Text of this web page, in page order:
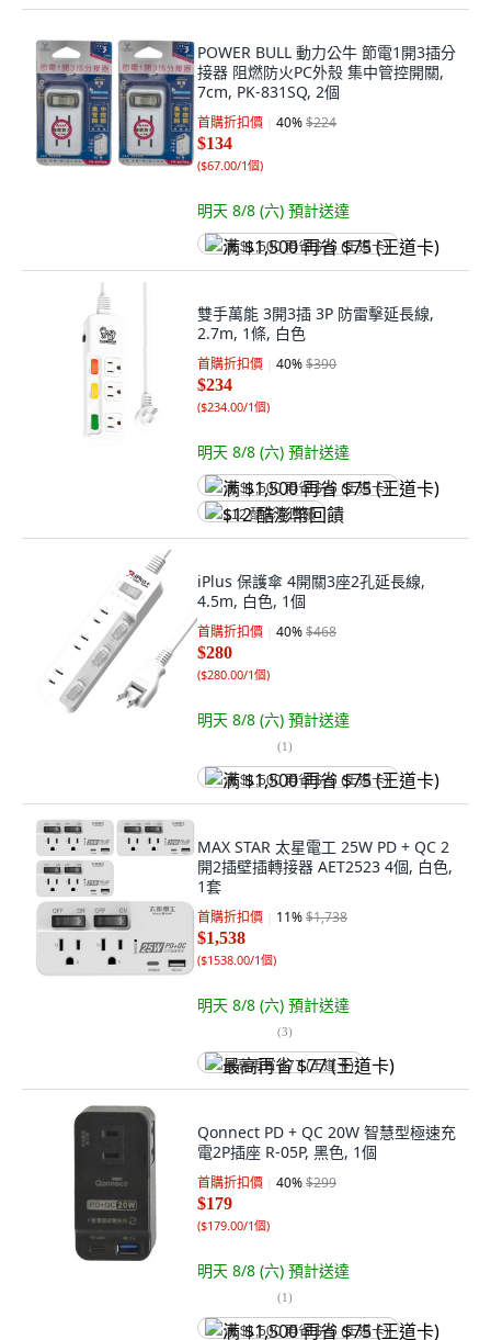
POWER BULL 動力公牛 節電1開3插分
接器 阻燃防火PC外殼 集中管控開關,
7cm, PK-831SQ, 2個
首購折扣價 40%$224
$134
($67.00/1個)
明天 8/8 (六) 預計送達
满 $1,500 再省 $75 (王道卡)
雙手萬能 3開3插 3P 防雷擊延長線,
2.7m, 1條, 白色
首購折扣價 40%$390
$234
($234.00/1個)
明天 8/8 (六) 預計送達
满 $1,500 再省 $75 (王道卡)
$12 酷澎幣回饋
iPlus 保護傘 4開關3座2孔延長線,
4.5m, 白色, 1個
首購折扣價 40%$468
$280
($280.00/1個)
明天 8/8 (六) 預計送達
(1)
满 $1,500 再省 $75 (王道卡)
MAX STAR 太星電工 25W PD + QC 2
開2插壁插轉接器 AET2523 4個, 白色,
1套
首購折扣價 11%$1,738
$1,538
($1538.00/1個)
明天 8/8 (六) 預計送達
(3)
最高再省 $77 (王道卡)
Qonnect PD + QC 20W 智慧型極速充
電2P插座 R-05P, 黑色, 1個
首購折扣價 40%$299
$179
($179.00/1個)
明天 8/8 (六) 預計送達
(1)
满 $1,500 再省 $75 (王道卡)